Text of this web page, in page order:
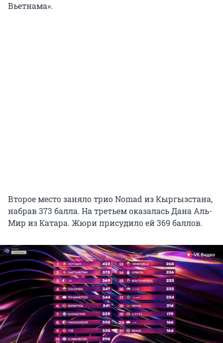
Вьетнама».
Второе место заняло трио Nomad из Кыргызстана,
набрав 373 балла. На третьем оказалась Дана Аль-
Мир из Катара. Жюри присудило ей 369 баллов.